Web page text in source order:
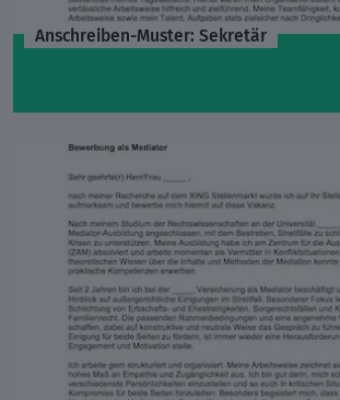
Anschreiben-Muster: Sekretär